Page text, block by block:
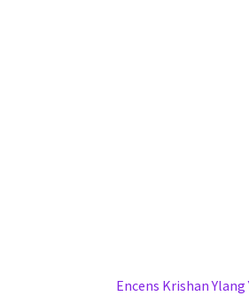
Encens Krishan Ylang